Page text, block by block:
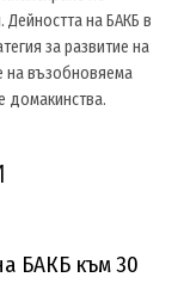
Дейността на БАКБ в
за развитие на
на възобновяема
домакинства.
БАКБ към 30